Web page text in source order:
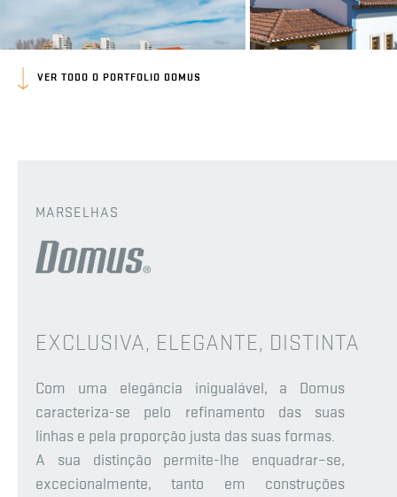
VER TODO O PORTFOLIO DOMUS
MARSELHAS
EXCLUSIVA, ELEGANTE, DISTINTA
Com uma elegância inigualável, a Domus
caracteriza-se pelo refinamento das suas
linhas e pela proporção justa das suas formas.
A sua distinção permite-lhe enquadrar–se,
excecionalmente, tanto em construções